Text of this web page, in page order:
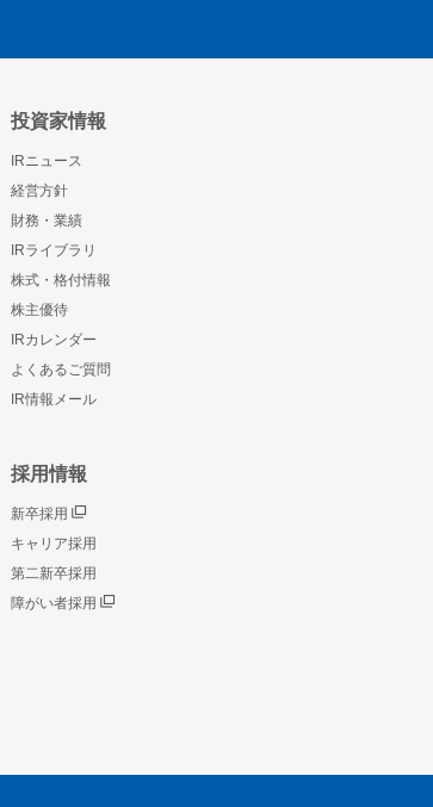
投資家情報
IRニュース
経営方針
財務・業績
IRライブラリ
株式・格付情報
株主優待
IRカレンダー
よくあるご質問
IR情報メール
採用情報
新卒採用
キャリア採用
第二新卒採用
障がい者採用